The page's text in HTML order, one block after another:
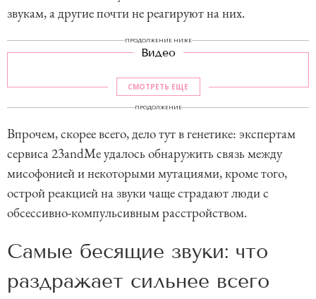
звукам, а другие почти не реагируют на них.
ПРОДОЛЖЕНИЕ НИЖЕ
Видео
СМОТРЕТЬ ЕЩЕ
ПРОДОЛЖЕНИЕ
Впрочем, скорее всего, дело тут в генетике: экспертам
сервиса 23andMe удалось обнаружить связь между
мисофонией и некоторыми мутациями, кроме того,
острой реакцией на звуки чаще страдают люди с
обсессивно-компульсивным расстройством.
Самые бесящие звуки: что
раздражает сильнее всего